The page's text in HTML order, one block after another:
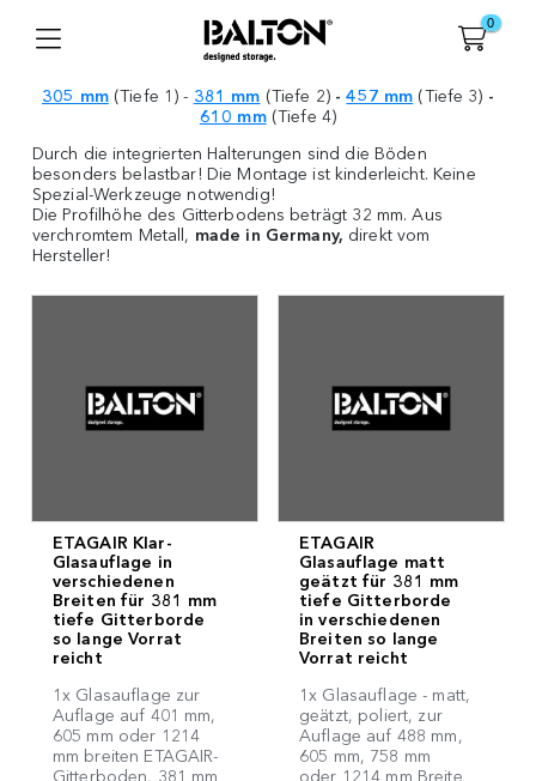
0
305 mm(Tiefe 1) - 381 mm (Tiefe 2)-457 mm (Tiefe 3) -
610 mm(Tiefe 4)
Durch die integrierten Halterungen sind die Böden
besonders belastbar! Die Montage ist kinderleicht. Keine
Spezial-Werkzeuge notwendig!
Die Profilhöhe des Gitterbodens beträgt 32 mm. Aus
verchromtem Metall, made in Germany, direkt vom
Hersteller!
ETAGAIR Klar-
Glasauflage in
verschiedenen
Breiten für 381 mm
tiefe Gitterborde
so lange Vorrat
reicht
1x Glasauflage zur
Auflage auf 401 mm,
605 mm oder 1214
mm breiten ETAGAIR-
Gitterboden, 381 mm
ETAGAIR
Glasauflage matt
geätzt für 381 mm
tiefe Gitterborde
in verschiedenen
Breiten so lange
Vorrat reicht
1x Glasauflage - matt,
geätzt, poliert, zur
Auflage auf 488 mm,
605 mm, 758 mm
oder 1214 mm Breite